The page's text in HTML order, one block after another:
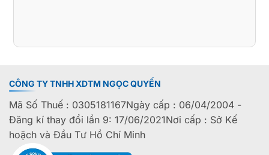
CÔNG TY TNHH XDTM NGỌC QUYẾN
Mã Số Thuế : 0305181167Ngày cấp : 06/04/2004 -
Đăng kí thay đổi lần 9: 17/06/2021Nơi cấp : Sở Kế
hoặch và Đầu Tư Hồ Chí Minh